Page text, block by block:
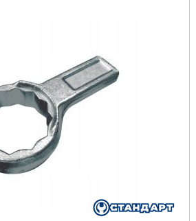
400x300x140 мм
Подробнее...